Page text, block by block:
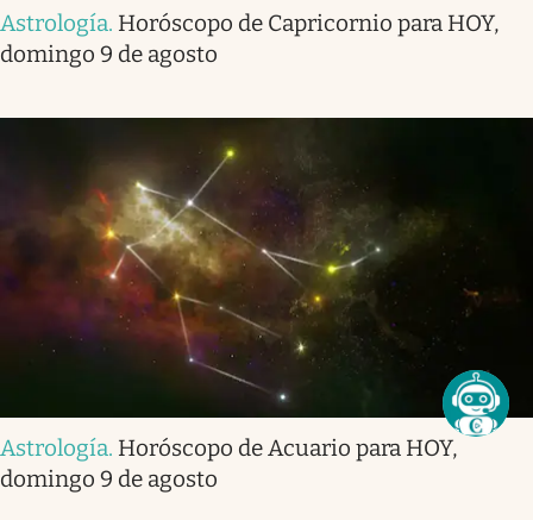
Astrología. Horóscopo de Capricornio para HOY,
domingo 9 de agosto
Astrología. Horóscopo de Acuario para HOY,
domingo 9 de agosto